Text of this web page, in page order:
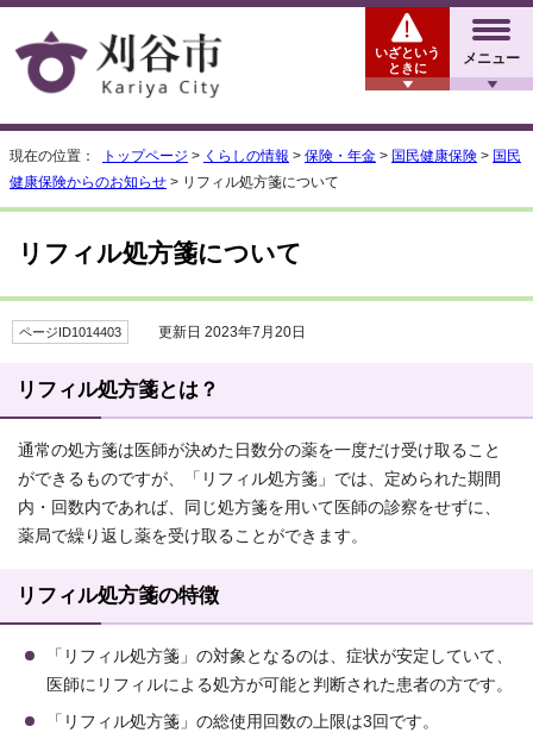
メニュー
いざという
ときに
現在の位置： トップページ > くらしの情報 > 保険・年金 > 国民健康保険 > 国民
健康保険からのお知らせ > リフィル処方箋について
リフィル処方箋について
ページID1014403 更新日 2023年7月20日
リフィル処方箋とは？
通常の処方箋は医師が決めた日数分の薬を一度だけ受け取ること
ができるものですが、「リフィル処方箋」では、定められた期間
内・回数内であれば、同じ処方箋を用いて医師の診察をせずに、
薬局で繰り返し薬を受け取ることができます。
リフィル処方箋の特徴
「リフィル処方箋」の対象となるのは、症状が安定していて、
医師にリフィルによる処方が可能と判断された患者の方です。
「リフィル処方箋」の総使用回数の上限は3回です。